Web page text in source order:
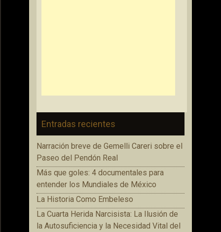
Entradas recientes
Narración breve de Gemelli Careri sobre el
Paseo del Pendón Real
Más que goles: 4 documentales para
entender los Mundiales de México
La Historia Como Embeleso
La Cuarta Herida Narcisista: La Ilusión de
la Autosuficiencia y la Necesidad Vital del